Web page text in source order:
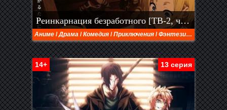
Реинкарнация безработного [ТВ-2, часть 1] (2023)
Аниме /Драма /Комедия /Приключения /Фэнтези/Этти
13 серия
14+